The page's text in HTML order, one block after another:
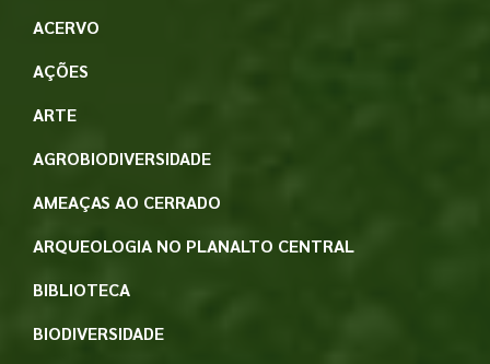
ACERVO
AÇÕES
ARTE
AGROBIODIVERSIDADE
AMEAÇAS AO CERRADO
ARQUEOLOGIA NO PLANALTO CENTRAL
BIBLIOTECA
BIODIVERSIDADE